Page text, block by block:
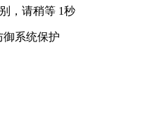
，请稍等 1秒
御系统保护